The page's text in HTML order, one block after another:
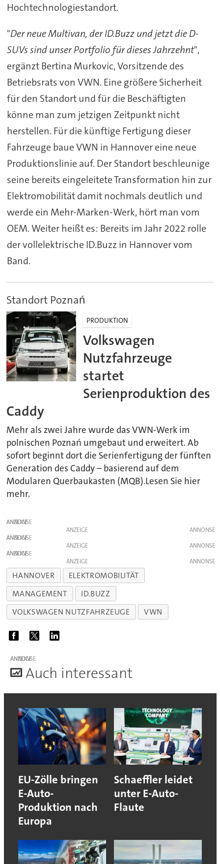
Hochtechnologiestandort.
"Der neue Multivan, der ID.Buzz und jetzt die D-
SUVs sind unser Portfolio für dieses Jahrzehnt",
ergänzt Bertina Murkovic, Vorsitzende des
Betriebsrats von VWN. Eine größere Sicherheit
für den Standort und für die Beschäftigten
könne man zum jetzigen Zeitpunkt nicht
herstellen. Für die künftige Fertigung dieser
Fahrzeuge baue VWN in Hannover eine neue
Produktionslinie auf. Der Standort beschleunige
seine bereits eingeleitete Transformation hin zur
Elektromobilität damit nochmals deutlich und
werde ein Mehr-Marken-Werk, hört man vom
OEM. Weiter heißt es: Bereits im Jahr 2022 rolle
der vollelektrische ID.Buzz in Hannover vom
Band.
Standort Poznań
PRODUKTION
Volkswagen
Nutzfahrzeuge
startet
Serienproduktion des
Caddy
Mehr als zwei Jahre wurde das VWN-Werk im
polnischen Poznań umgebaut und erweitert. Ab
sofort beginnt dort die Serienfertigung der fünften
Generation des Caddy – basierend auf dem
Modularen Querbaukasten (MQB).Lesen Sie hier
mehr.
ANZEIGE
ANZEIGE
ANZEIGE
ANZEIGE
ANZEIGE
ANZEIGE
HANNOVER
ELEKTROMOBILITÄT
MANAGEMENT
ID.BUZZ
VOLKSWAGEN NUTZFAHRZEUGE
VWN
ANZEIGE
Auch interessant
EU-Zölle bringen
E-Auto-
Produktion nach
Europa
Schaeffler leidet
unter E-Auto-
Flaute